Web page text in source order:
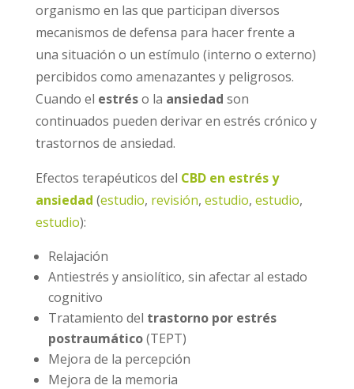
organismo en las que participan diversos
mecanismos de defensa para hacer frente a
una situación o un estímulo (interno o externo)
percibidos como amenazantes y peligrosos.
Cuando el estréso la ansiedad son
continuados pueden derivar en estrés crónico y
trastornos de ansiedad.
Efectos terapéuticos del CBD en estrés y
ansiedad (estudio, revisión, estudio, estudio,
estudio):
Relajación
Antiestrés y ansiolítico, sin afectar al estado
cognitivo
Tratamiento del trastorno por estrés
postraumático(TEPT)
Mejora de la percepción
Mejora de la memoria